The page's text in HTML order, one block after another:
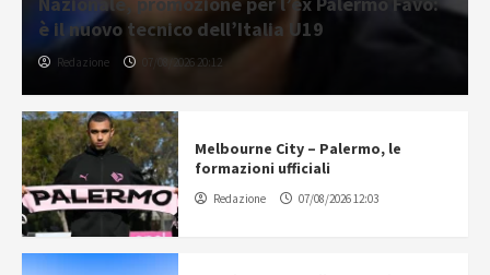
è il nuovo tecnico dell’Italia U19
Redazione 07/08/2026 20:12
Melbourne City – Palermo, le
formazioni ufficiali
Redazione 07/08/2026 12:03